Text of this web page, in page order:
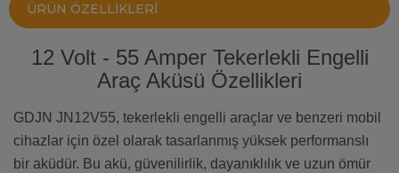
ÜRÜN ÖZELLIKLERI
12 Volt - 55 Amper Tekerlekli Engelli
Araç Aküsü Özellikleri
GDJN JN12V55, tekerlekli engelli araçlar ve benzeri mobil
cihazlar için özel olarak tasarlanmış yüksek performanslı
bir aküdür. Bu akü, güvenilirlik, dayanıklılık ve uzun ömür